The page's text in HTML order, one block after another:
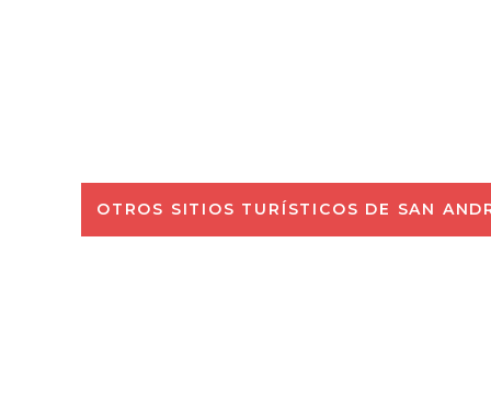
OTROS SITIOS TURÍSTICOS DE SAN